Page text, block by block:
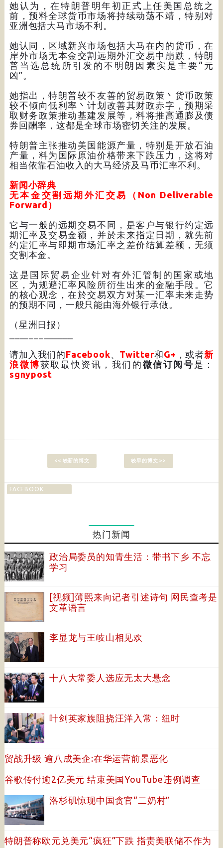
她认为，在特朗普明年初正式上任美国总统之
前，预料全球货币市场将持续动荡不靖，特别对
亚洲包括大马市场不利。
她认同，区域新兴市场包括大马在内的货币，在
岸外市场无本金交割远期外汇交易中崩跌，特朗
普当选总统所引发的不明朗因素实是主要“元
凶”。
她指出，特朗普较不友善的贸易政策丶货币政策
较不倾向低利率丶计划改善其财政赤字，预期采
取财务政策推动基建发展等，料将推高通膨及债
券回酬率，这都是全球市场密切关注的发展。
特朗普主张推动美国能源产量，特别是开放石油
产量，料为国际原油价格带来下跌压力，这将对
相当依靠石油收入的大马经济及马币汇率不利。
新闻小辞典
无本金交割远期外汇交易（Non Deliverable
Forward）
它与一般的远期交易不同，是客户与银行约定远
期汇率及交易金额，并於未来指定日期，就先前
约定汇率与即期市场汇率之差价结算差额，无须
交割本金。
这是国际贸易企业针对有外汇管制的国家或地
区，为规避汇率风险所衍生出来的金融手段。它
的核心观念，在於交易双方对某一汇率未来走势
的预期不同，一般只能由海外银行承做。
（星洲日报）
请加入我们的Facebook、 Twitter和G+ ，或者新
浪微博获取最快资讯，我们的 微信订阅号 是：
sgnypost
<< 较新的博文 较早的博文 >>
FACEBOOK
热门新闻
政治局委员的知青生活：带书下乡 不忘
学习
[视频]薄熙来向记者引述诗句 网民查考是
文革语言
李显龙与王岐山相见欢
十八大常委人选应无太大悬念
叶剑英家族阻挠汪洋入常：纽时
贸战升级 逾八成美企:在华运营前景恶化
谷歌传付逾2亿美元 结束美国YouTube违例调查
洛杉矶惊现中国贪官“二奶村”
特朗普称欧元兑美元“疯狂”下跌 指责美联储不作为